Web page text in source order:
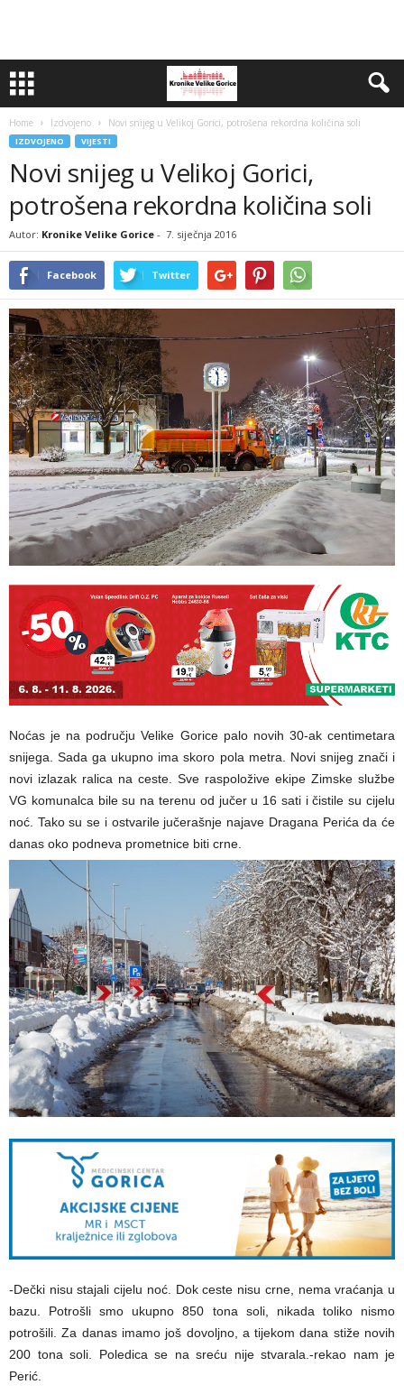
Home Izdvojeno Novi snijeg u Velikoj Gorici, potrošena rekordna količina soli
IZDVOJENO VIJESTI
Novi snijeg u Velikoj Gorici,
potrošena rekordna količina soli
Autor: Kronike Velike Gorice - 7. siječnja 2016
Facebook Twitter
Noćas je na području Velike Gorice palo novih 30-ak centimetara
snijega. Sada ga ukupno ima skoro pola metra. Novi snijeg znači i
novi izlazak ralica na ceste. Sve raspoložive ekipe Zimske službe
VG komunalca bile su na terenu od jučer u 16 sati i čistile su cijelu
noć. Tako su se i ostvarile jučerašnje najave Dragana Perića da će
danas oko podneva prometnice biti crne.
-Dečki nisu stajali cijelu noć. Dok ceste nisu crne, nema vraćanja u
bazu. Potrošli smo ukupno 850 tona soli, nikada toliko nismo
potrošili. Za danas imamo još dovoljno, a tijekom dana stiže novih
200 tona soli. Poledica se na sreću nije stvarala.-rekao nam je
Perić.